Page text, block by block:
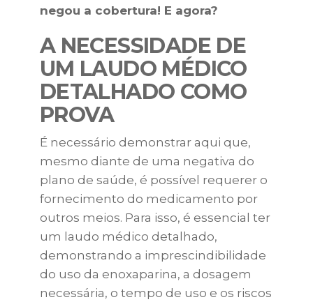
negou a cobertura! E agora?
A NECESSIDADE DE
UM LAUDO MÉDICO
DETALHADO COMO
PROVA
É necessário demonstrar aqui que,
mesmo diante de uma negativa do
plano de saúde, é possível requerer o
fornecimento do medicamento por
outros meios. Para isso, é essencial ter
um laudo médico detalhado,
demonstrando a imprescindibilidade
do uso da enoxaparina, a dosagem
necessária, o tempo de uso e os riscos